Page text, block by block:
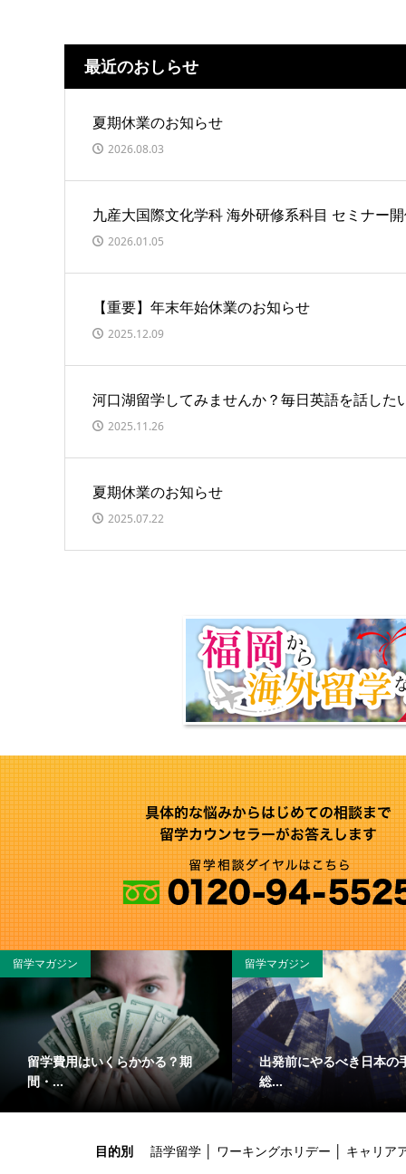
最近のおしらせ
夏期休業のお知らせ
2026.08.03
九産大国際文化学科 海外研修系科目 セミナー
2026.01.05
【重要】年末年始休業のお知らせ
2025.12.09
河口湖留学してみませんか？毎日英語を話した
2025.11.26
夏期休業のお知らせ
2025.07.22
留学マガジン
留学費用はいくらかかる？期
間・...
留学マガジン
出発前にやるべき日本の
総...
目的別 語学留学 ワーキングホリデー キャリア